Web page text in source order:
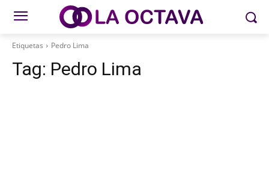
Etiquetas Pedro Lima
Tag: Pedro Lima